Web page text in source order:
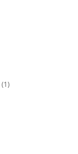
(1)